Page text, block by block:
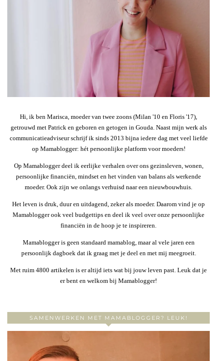
Hi, ik ben Marisca, moeder van twee zoons (Milan '10 en Floris '17),
getrouwd met Patrick en geboren en getogen in Gouda. Naast mijn werk als
communicatieadviseur schrijf ik sinds 2013 bijna iedere dag met veel liefde
op Mamablogger: hét persoonlijke platform voor moeders!
Op Mamablogger deel ik eerlijke verhalen over ons gezinsleven, wonen,
persoonlijke financiën, mindset en het vinden van balans als werkende
moeder. Ook zijn we onlangs verhuisd naar een nieuwbouwhuis.
Het leven is druk, duur en uitdagend, zeker als moeder. Daarom vind je op
Mamablogger ook veel budgettips en deel ik veel over onze persoonlijke
financiën in de hoop je te inspireren.
Mamablogger is geen standaard mamablog, maar al vele jaren een
persoonlijk dagboek dat ik graag met je deel en met mij meegroeit.
Met ruim 4800 artikelen is er altijd iets wat bij jouw leven past. Leuk dat je
er bent en welkom bij Mamablogger!
SAMENWERKEN MET MAMABLOGGER? LEUK!